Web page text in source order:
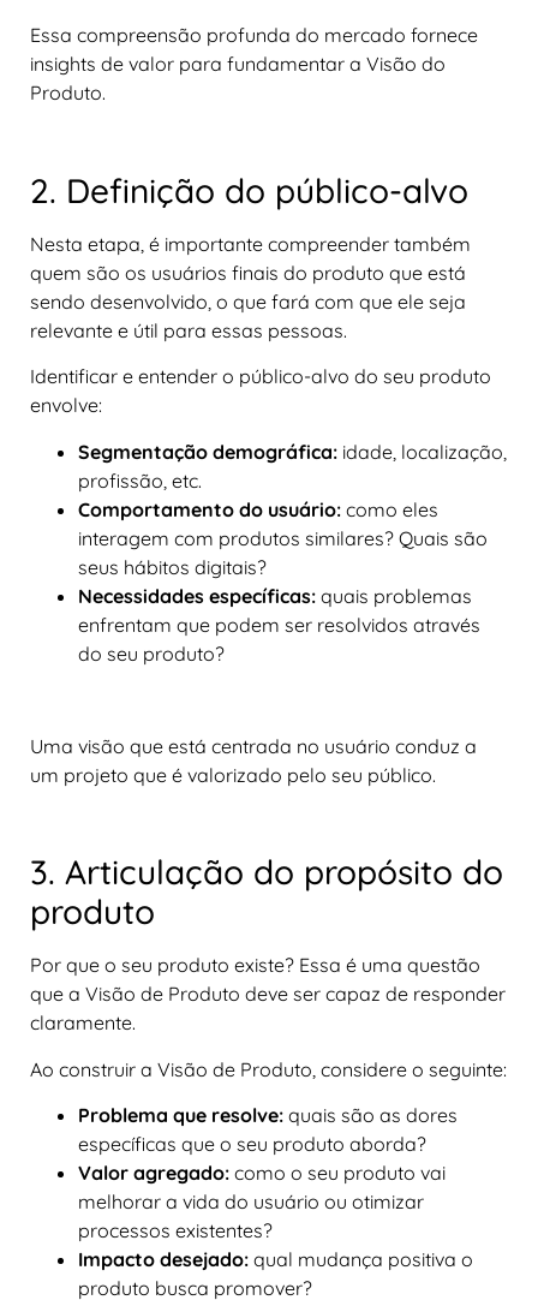
Essa compreensão profunda do mercado fornece
insights de valor para fundamentar a Visão do
Produto.
2. Definição do público-alvo
Nesta etapa, é importante compreender também
quem são os usuários finais do produto que está
sendo desenvolvido, o que fará com que ele seja
relevante e útil para essas pessoas.
Identificar e entender o público-alvo do seu produto
envolve:
Segmentação demográfica: idade, localização,
profissão, etc.
Comportamento do usuário: como eles
interagem com produtos similares? Quais são
seus hábitos digitais?
Necessidades específicas: quais problemas
enfrentam que podem ser resolvidos através
do seu produto?
Uma visão que está centrada no usuário conduz a
um projeto que é valorizado pelo seu público.
3. Articulação do propósito do
produto
Por que o seu produto existe? Essa é uma questão
que a Visão de Produto deve ser capaz de responder
claramente.
Ao construir a Visão de Produto, considere o seguinte:
Problema que resolve: quais são as dores
específicas que o seu produto aborda?
Valor agregado: como o seu produto vai
melhorar a vida do usuário ou otimizar
processos existentes?
Impacto desejado: qual mudança positiva o
produto busca promover?